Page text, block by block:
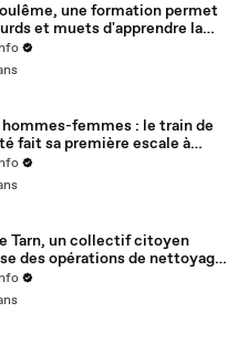
une formation permet
et muets d'apprendre la
signes
femmes : le train de
fait sa première escale à
Tarn, un collectif citoyen
des opérations de nettoyage
Cérou